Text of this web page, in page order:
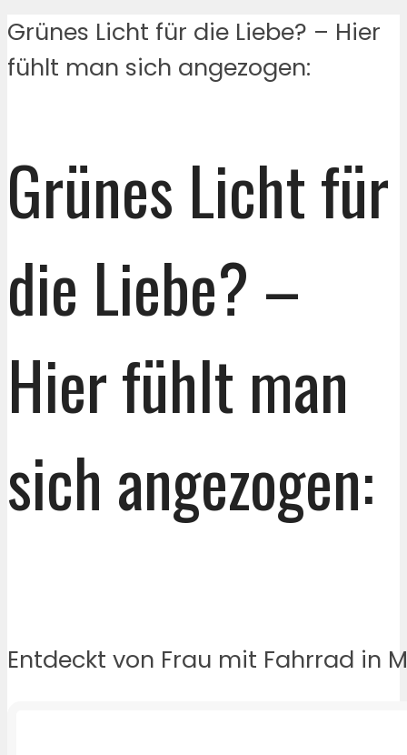
Grünes Licht für die Liebe? – Hier
fühlt man sich angezogen:
Grünes Licht für
die Liebe? –
Hier fühlt man
sich angezogen:
Entdeckt von Frau mit Fahrrad in